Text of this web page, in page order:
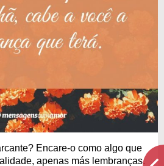
Encare-o como algo que
apenas más lembranças.